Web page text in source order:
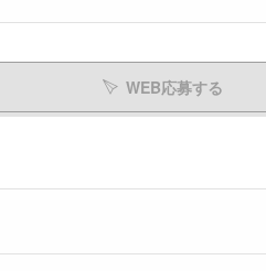
WEB応募する